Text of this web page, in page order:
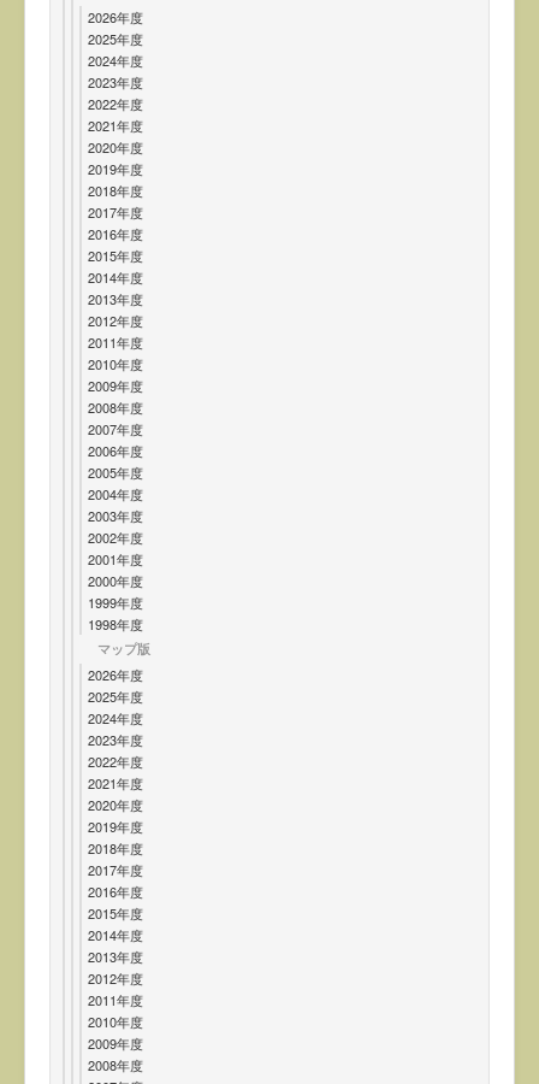
2026年度
2025年度
2024年度
2023年度
2022年度
2021年度
2020年度
2019年度
2018年度
2017年度
2016年度
2015年度
2014年度
2013年度
2012年度
2011年度
2010年度
2009年度
2008年度
2007年度
2006年度
2005年度
2004年度
2003年度
2002年度
2001年度
2000年度
1999年度
1998年度
マップ版
2026年度
2025年度
2024年度
2023年度
2022年度
2021年度
2020年度
2019年度
2018年度
2017年度
2016年度
2015年度
2014年度
2013年度
2012年度
2011年度
2010年度
2009年度
2008年度